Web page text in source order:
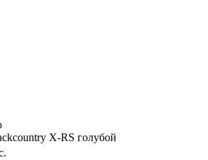
X-RS голубой